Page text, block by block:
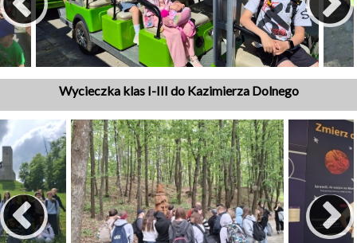
Wycieczka klas I-III do Kazimierza Dolnego